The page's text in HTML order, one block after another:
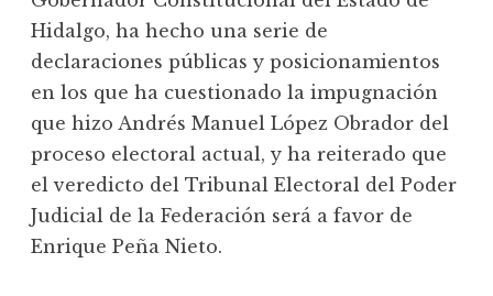
Hidalgo, ha hecho una serie de
declaraciones públicas y posicionamientos
en los que ha cuestionado la impugnación
que hizo Andrés Manuel López Obrador del
proceso electoral actual, y ha reiterado que
el veredicto del Tribunal Electoral del Poder
Judicial de la Federación será a favor de
Enrique Peña Nieto.